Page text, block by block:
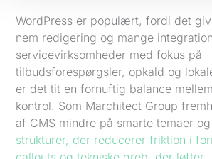
WordPress er populært, fordi det
nem redigering og mange
servicevirksomheder med fokus på
tilbudsforespørgsler, opkald og
er det tit en fornuftig balance
kontrol. Som Marchitect Group
af CMS mindre på smarte temaer
strukturer, der reducerer friktion i